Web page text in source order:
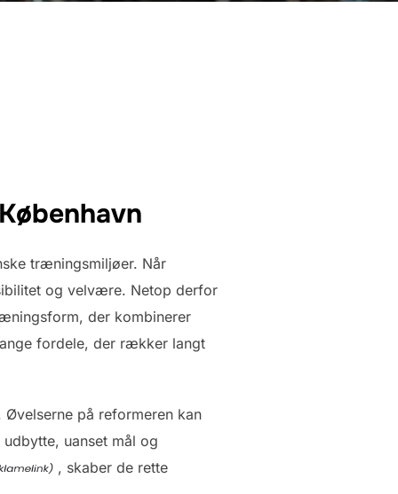
træningsmiljøer. Når
og velvære. Netop derfor
der kombinerer
fordele, der rækker langt
på reformeren kan
uanset mål og
, skaber de rette